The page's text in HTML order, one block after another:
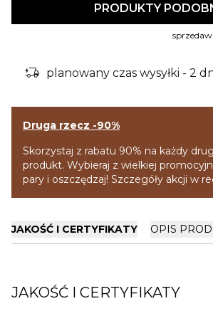
PRODUKTY
delivery_truck_bolt planowany czas wysyłki - 2
Druga rzecz -90%
Skorzystaj z rabatu 90% na każdy
produkt. Wybieraj z wielkiej
pary i oszczędzaj! Szczegóły akcji w
JAKOŚĆ I CERTYFIKATY OPIS
JAKOŚĆ I CERTYFIKATY